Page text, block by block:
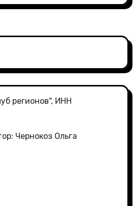
регионов", ИНН
Чернокоз Ольга